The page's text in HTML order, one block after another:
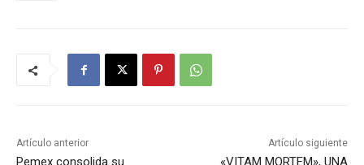
Artículo anterior
Pemex consolida su
Artículo siguiente
«VITAM MORTEM», UNA